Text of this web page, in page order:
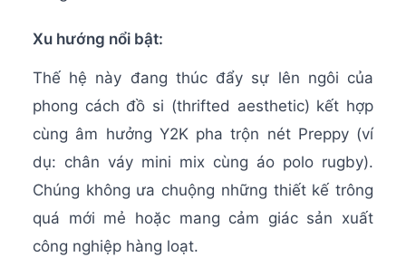
Xu hướng nổi bật:
Thế hệ này đang thúc đẩy sự lên ngôi của
phong cách đồ si (thrifted aesthetic) kết hợp
cùng âm hưởng Y2K pha trộn nét Preppy (ví
dụ: chân váy mini mix cùng áo polo rugby).
Chúng không ưa chuộng những thiết kế trông
quá mới mẻ hoặc mang cảm giác sản xuất
công nghiệp hàng loạt.